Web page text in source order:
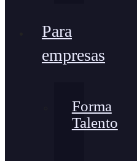
Para
empresas
Forma
Talento